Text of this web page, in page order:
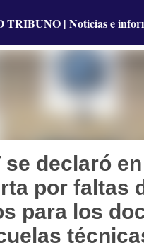
Ir al contenido principal
TRIBUNO | Noticias e
se declaró
por faltas
para los